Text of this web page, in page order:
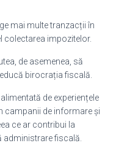
mai multe tranzacții în
impozitelor.
de asemenea, să
birocrația fiscală.
de experiențele
campanii de informare și
ce ar contribui la
administrare fiscală.